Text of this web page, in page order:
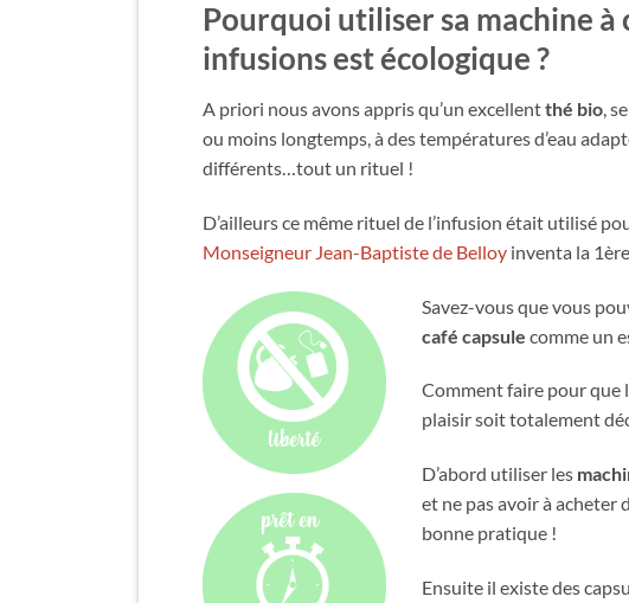
Pourquoi utiliser sa machine à
infusionsest écologique ?
A priori nous avons appris qu’un excellentthé bio,
ou moins longtemps, à des températures d’eau
différents…tout un rituel !
D’ailleurs ce même rituel de l’infusion était utilisé
Monseigneur Jean-Baptiste de Belloy inventa la
Savez-vous que vous
café capsule comme un
Comment faire pour que
plaisir soit totalement
D’abord utiliser les
et ne pas avoir à acheter
bonne pratique !
Ensuite il existe des